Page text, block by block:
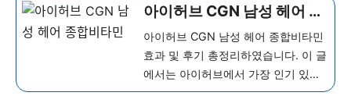
아이허브 CGN 남성 헤어 종
합비타민 효과 및 후기 총정
리
아이허브 CGN 남성 헤어 종합비타민
효과 및 후기 총정리하였습니다. 이 글
에서는 아이허브에서 가장 인기 있는
두피 컨디션, 모근 강화, 전반적인 탈